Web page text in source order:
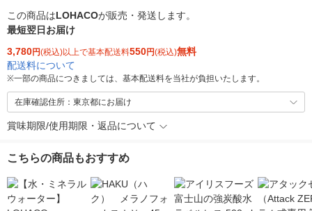
この商品はLOHACOが販売・発送します。
最短翌日お届け
3,780円(税込)以上で基本配送料550円(税込)無料
配送料について
※一部の商品につきましては、基本配送料を当社が負担いたします。
在庫確認住所：東京都にお届け
賞味期限/使用期限・返品について
こちらの商品もおすすめ